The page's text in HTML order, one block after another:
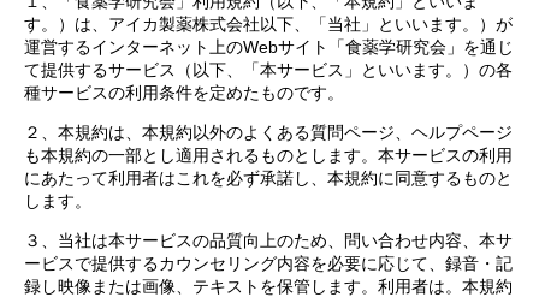
す。）は、アイカ製薬株式会社以下、「当社」といいます。）が
運営するインターネット上のWebサイト「食薬学研究会」を通じ
て提供するサービス（以下、「本サービス」といいます。）の各
種サービスの利用条件を定めたものです。
２、本規約は、本規約以外のよくある質問ページ、ヘルプページ
も本規約の一部とし適用されるものとします。本サービスの利用
にあたって利用者はこれを必ず承諾し、本規約に同意するものと
します。
３、当社は本サービスの品質向上のため、問い合わせ内容、本サ
ービスで提供するカウンセリング内容を必要に応じて、録音・記
録し映像または画像、テキストを保管します。利用者は。本規約